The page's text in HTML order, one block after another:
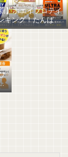
】ホエイプロテイ
キング！たんぱく
ぶ最強の無添加ホ
これだ！